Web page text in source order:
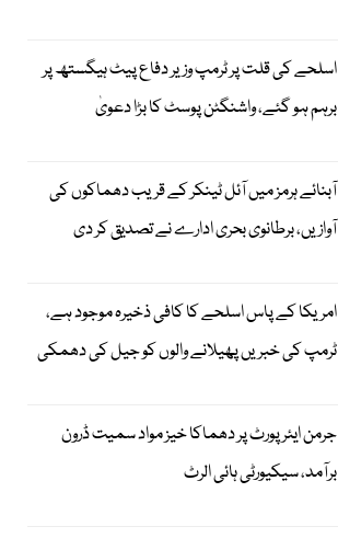
اسلحے کی قلت پر ٹرمپ وزیر دفاع پیٹ ہیگستھ پر
برہم ہو گئے، واشنگٹن پوسٹ کا بڑا دعویٰ
آبنائے ہرمز میں آئل ٹینکر کے قریب دھماکوں کی
آوازیں، برطانوی بحری ادارے نے تصدیق کر دی
امریکا کے پاس اسلحے کا کافی ذخیرہ موجود ہے،
ٹرمپ کی خبریں پھیلانے والوں کو جیل کی دھمکی
جرمن ایئرپورٹ پر دھماکا خیز مواد سمیت ڈرون
برآمد، سیکیورٹی ہائی الرٹ